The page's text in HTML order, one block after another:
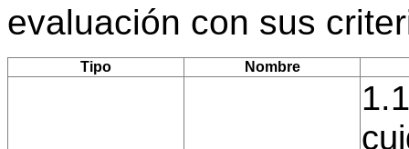
evaluación con sus
Tipo Nombre